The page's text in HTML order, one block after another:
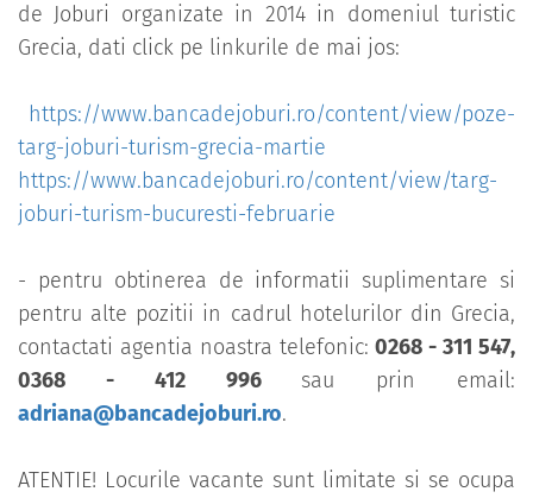
de Joburi organizate in 2014 in domeniul turistic
Grecia, dati click pe linkurile de mai jos:
https://www.bancadejoburi.ro/content/view/poze-
targ-joburi-turism-grecia-martie
https://www.bancadejoburi.ro/content/view/targ-
joburi-turism-bucuresti-februarie
- pentru obtinerea de informatii suplimentare si
pentru alte pozitii in cadrul hotelurilor din Grecia,
contactati agentia noastra telefonic:0268 - 311 547,
0368 - 412 996 sau prin email:
adriana@bancadejoburi.ro.
ATENTIE! Locurile vacante sunt limitate si se ocupa